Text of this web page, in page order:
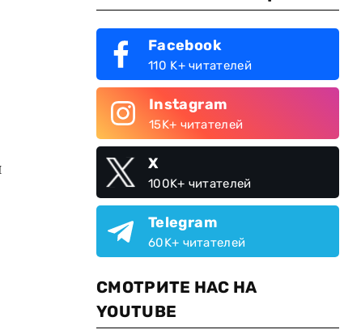
Facebook
110 K+ читателей
Instagram
15K+ читателей
X
100K+ читателей
Telegram
60K+ читателей
СМОТРИТЕ НАС НА
YOUTUBE